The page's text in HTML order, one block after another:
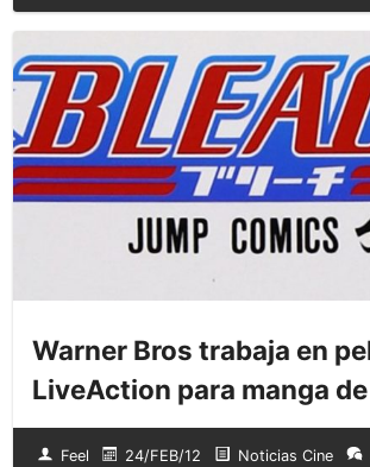
Warner Bros trabaja en
LiveAction para manga
Feel 24/FEB/12 Noticias Cine